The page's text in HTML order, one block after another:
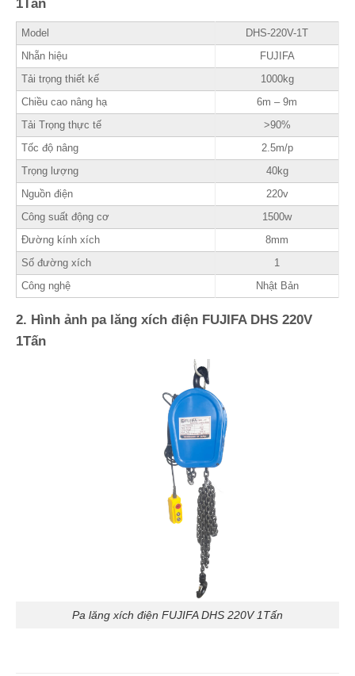
1Tấn
Model
DHS-220V-1T
Nhẵn hiệu
FUJIFA
Tải trọng thiết kế
1000kg
Chiều cao nâng hạ
6m – 9m
Tải Trọng thực tế
>90%
Tốc độ nâng
2.5m/p
Trọng lượng
40kg
Nguồn điện
220v
Công suất động cơ
1500w
Đường kính xích
8mm
Số đường xích
1
Công nghệ
Nhật Bản
2. Hình ảnh pa lăng xích điện FUJIFA DHS 220V
1Tấn
Pa lăng xích điện FUJIFA DHS 220V 1Tấn